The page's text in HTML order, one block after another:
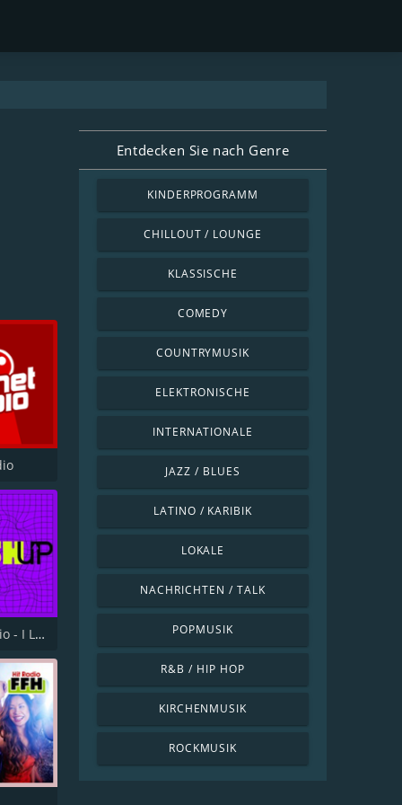
I Love Radio - I Love Mashup
Entdecken Sie nach Genre
KINDERPROGRAMM
CHILLOUT / LOUNGE
KLASSISCHE
COMEDY
COUNTRYMUSIK
ELEKTRONISCHE
INTERNATIONALE
JAZZ / BLUES
LATINO / KARIBIK
LOKALE
NACHRICHTEN / TALK
POPMUSIK
R&B / HIP HOP
KIRCHENMUSIK
ROCKMUSIK